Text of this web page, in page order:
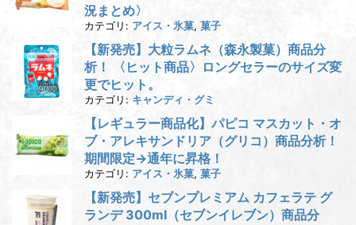
況まとめ〉
カテゴリ: アイス・氷菓, 菓子
【新発売】大粒ラムネ（森永製菓）商品分
析！ 〈ヒット商品〉ロングセラーのサイズ変
更でヒット。
カテゴリ: キャンディ・グミ
【レギュラー商品化】パピコ マスカット・オ
ブ・アレキサンドリア（グリコ）商品分析！
期間限定→通年に昇格！
カテゴリ: アイス・氷菓, 菓子
【新発売】セブンプレミアム カフェラテ グ
ランデ 300ml（セブンイレブン）商品分